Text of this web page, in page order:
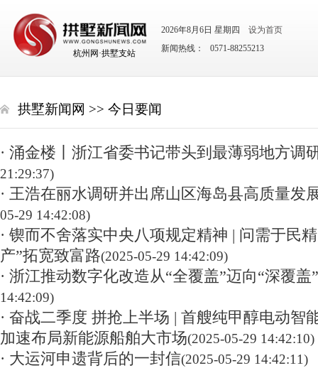
杭州网·拱墅支站
2026年8月6日 星期四
设为首页
新闻热线： 0571-88255213
拱墅新闻网 >> 今日要闻
· 涌金楼丨浙江省委书记带头到最薄弱地方调
21:29:37)
· 王浩在丽水调研并出席山区海岛县高质量发
05-29 14:42:08)
· 锲而不舍落实中央八项规定精神 | 问需于民
产”拓宽致富路(2025-05-29 14:42:09)
· 浙江推动数字化改造从“全覆盖”迈向“深覆盖”
14:42:09)
· 奋战二季度 拼抢上半场 | 首艘纯甲醇电动智
加速布局新能源船舶大市场(2025-05-29 14:42:10)
· 大运河申遗背后的一封信(2025-05-29 14:42:11)